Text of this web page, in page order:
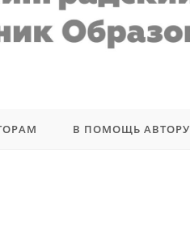
В ПОМОЩЬ АВТОРУ